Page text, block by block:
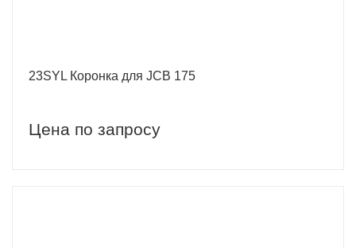
23SYL Коронка для JCB 175
Цена по запросу